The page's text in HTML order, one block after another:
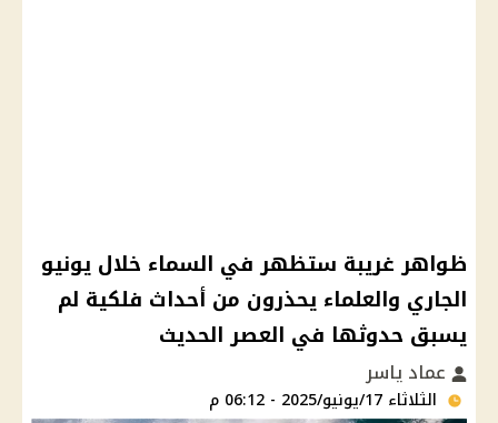
ظواهر غريبة ستظهر في السماء خلال يونيو
الجاري والعلماء يحذرون من أحداث فلكية لم
يسبق حدوثها في العصر الحديث
عماد ياسر
الثلاثاء 17/يونيو/2025 - 06:12 م